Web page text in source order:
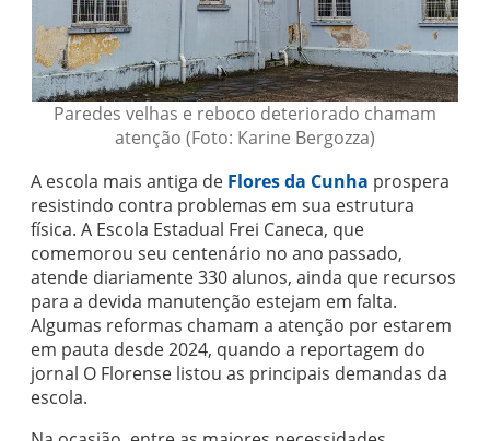
Paredes velhas e reboco deteriorado chamam
atenção (Foto: Karine Bergozza)
A escola mais antiga de Flores da Cunha prospera
resistindo contra problemas em sua estrutura
física. A Escola Estadual Frei Caneca, que
comemorou seu centenário no ano passado,
atende diariamente 330 alunos, ainda que recursos
para a devida manutenção estejam em falta.
Algumas reformas chamam a atenção por estarem
em pauta desde 2024, quando a reportagem do
jornal O Florense listou as principais demandas da
escola.